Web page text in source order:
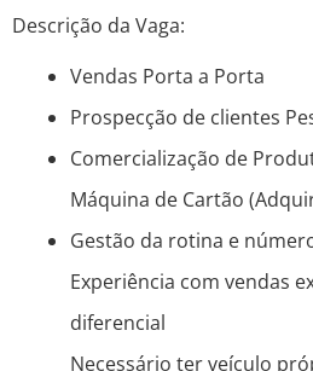
Descrição da Vaga:
Vendas Porta a Porta
Prospecção de clientes
Comercialização de
Máquina de Cartão
Gestão da rotina e
Experiência com vendas
diferencial
Necessário ter veículo